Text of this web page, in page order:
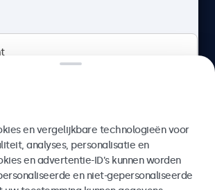
4.8/5 door 5000+ bedrijven
en vergelijkbare technologieën voor
analyses, personalisatie en
en advertentie-ID’s kunnen worden
en niet-gepersonaliseerde